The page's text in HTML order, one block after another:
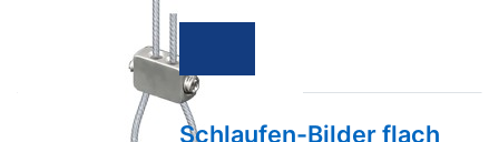
Schlaufen-Bilder flach